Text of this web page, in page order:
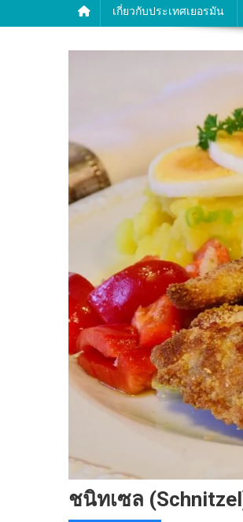
เกี่ยวกับประเทศเยอรมัน
ชนิทเซล